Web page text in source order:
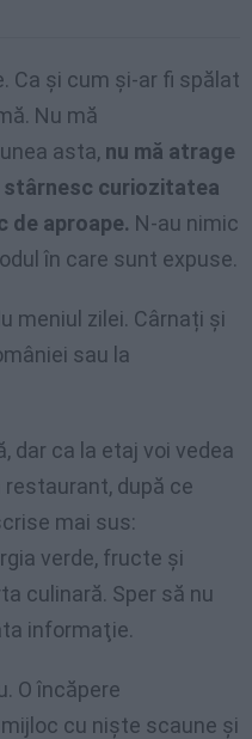
Ca şi cum şi-ar fi spălat
Nu mă
asta, nu mă atrage
stârnesc curiozitatea
de aproape. N-au nimic
în care sunt expuse.
meniul zilei. Cârnați și
sau la
dar ca la etaj voi vedea
după ce
mai sus:
verde, fructe şi
culinară. Sper să nu
informaţie.
O încăpere
cu nişte scaune şi